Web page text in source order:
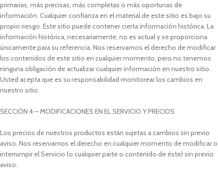
primarias, más precisas, más completas o más oportunas de
información. Cualquier confianza en el material de este sitio es bajo su
propio riesgo. Este sitio puede contener cierta información histórica. La
información histórica, necesariamente, no es actual y se proporciona
únicamente para su referencia. Nos reservamos el derecho de modificar
los contenidos de este sitio en cualquier momento, pero no tenemos
ninguna obligación de actualizar cualquier información en nuestro sitio.
Usted acepta que es su responsabilidad monitorear los cambios en
nuestro sitio.
SECCIÓN 4 – MODIFICACIONES EN EL SERVICIO Y PRECIOS
Los precios de nuestros productos están sujetas a cambios sin previo
aviso. Nos reservamos el derecho en cualquier momento de modificar o
interrumpir el Servicio (o cualquier parte o contenido de éste) sin previo
aviso.